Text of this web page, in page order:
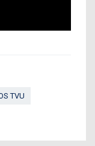
TVU